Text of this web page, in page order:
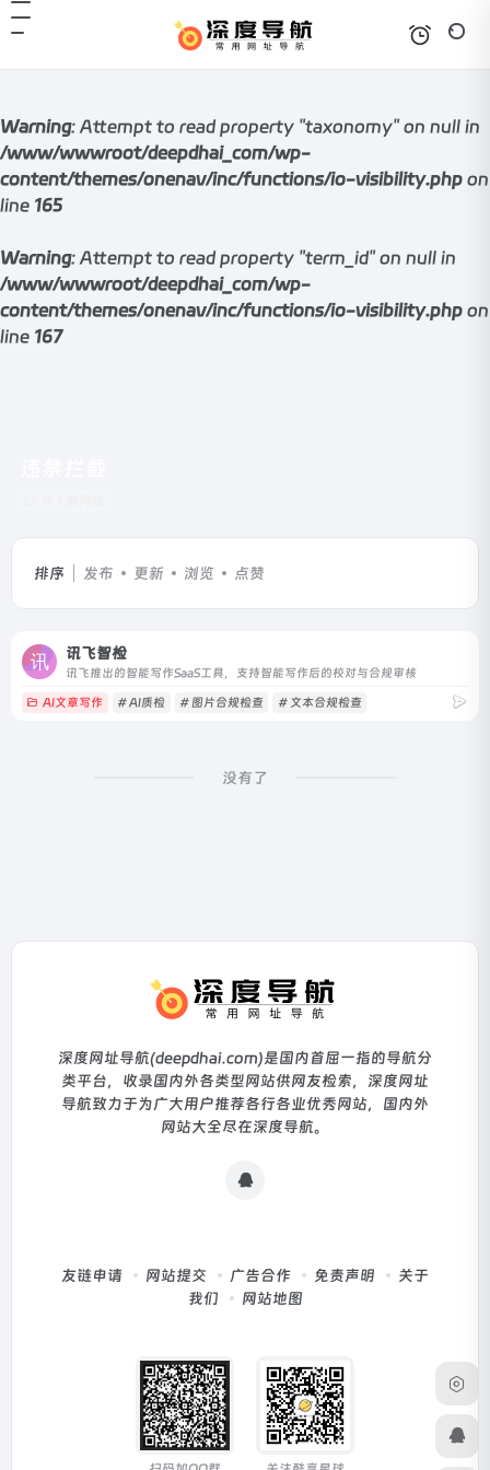
Warning: Attempt to read property "taxonomy" on null in
/www/wwwroot/deepdhai_com/wp-
content/themes/onenav/inc/functions/io-visibility.php on
line 165
Warning: Attempt to read property "term_id" on null in
/www/wwwroot/deepdhai_com/wp-
content/themes/onenav/inc/functions/io-visibility.php on
line 167
排序 发布 更新 浏览 点赞
讯飞智检
讯飞推出的智能写作SaaS工具，支持智能写作后的校对与合规审核
AI文章写作 # AI质检 # 图片合规检查 # 文本合规检查
没有了
深度网址导航(deepdhai.com)是国内首屈一指的导航分
类平台，收录国内外各类型网站供网友检索，深度网址
导航致力于为广大用户推荐各行各业优秀网站，国内外
网站大全尽在深度导航。
友链申请 网站提交 广告合作 免责声明
关于
我们
网站地图